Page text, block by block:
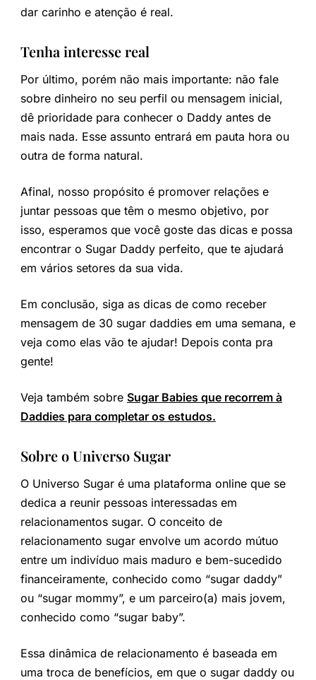
dar carinho e atenção é real.
Tenha interesse real
Por último, porém não mais importante: não fale
sobre dinheiro no seu perfil ou mensagem inicial,
dê prioridade para conhecer o Daddy antes de
mais nada. Esse assunto entrará em pauta hora ou
outra de forma natural.
Afinal, nosso propósito é promover relações e
juntar pessoas que têm o mesmo objetivo, por
isso, esperamos que você goste das dicas e possa
encontrar o Sugar Daddy perfeito, que te ajudará
em vários setores da sua vida.
Em conclusão, siga as dicas de como receber
mensagem de 30 sugar daddies em uma semana, e
veja como elas vão te ajudar! Depois conta pra
gente!
Veja também sobre Sugar Babies que recorrem à
Daddies para completar os estudos.
Sobre o Universo Sugar
O Universo Sugar é uma plataforma online que se
dedica a reunir pessoas interessadas em
relacionamentos sugar. O conceito de
relacionamento sugar envolve um acordo mútuo
entre um indivíduo mais maduro e bem-sucedido
financeiramente, conhecido como “sugar daddy”
ou “sugar mommy”, e um parceiro(a) mais jovem,
conhecido como “sugar baby”.
Essa dinâmica de relacionamento é baseada em
uma troca de benefícios, em que o sugar daddy ou